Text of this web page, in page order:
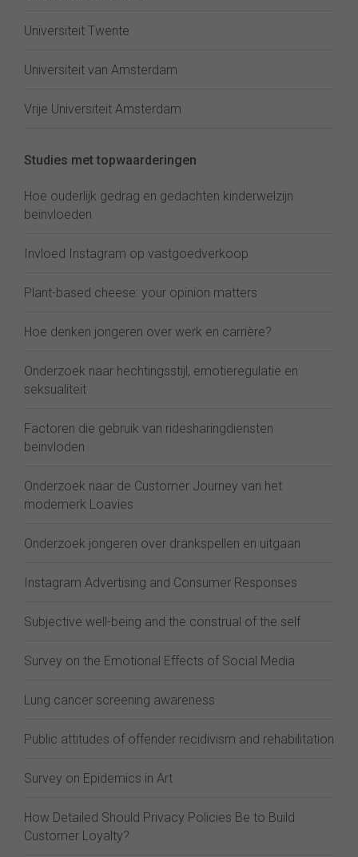
Universiteit Twente
Universiteit van Amsterdam
Vrije Universiteit Amsterdam
Studies met topwaarderingen
Hoe ouderlijk gedrag en gedachten kinderwelzijn
beïnvloeden
Invloed Instagram op vastgoedverkoop
Plant-based cheese: your opinion matters
Hoe denken jongeren over werk en carrière?
Onderzoek naar hechtingsstijl, emotieregulatie en
seksualiteit
Factoren die gebruik van ridesharingdiensten
beïnvloden
Onderzoek naar de Customer Journey van het
modemerk Loavies
Onderzoek jongeren over drankspellen en uitgaan
Instagram Advertising and Consumer Responses
Subjective well-being and the construal of the self
Survey on the Emotional Effects of Social Media
Lung cancer screening awareness
Public attitudes of offender recidivism and rehabilitation
Survey on Epidemics in Art
How Detailed Should Privacy Policies Be to Build
Customer Loyalty?